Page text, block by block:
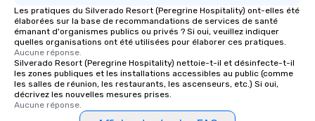
Les pratiques du Silverado Resort (Peregrine Hospitality) ont-elles été
élaborées sur la base de recommandations de services de santé
émanant d'organismes publics ou privés ? Si oui, veuillez indiquer
quelles organisations ont été utilisées pour élaborer ces pratiques.
Aucune réponse.
Silverado Resort (Peregrine Hospitality) nettoie-t-il et désinfecte-t-il
les zones publiques et les installations accessibles au public (comme
les salles de réunion, les restaurants, les ascenseurs, etc.) Si oui,
décrivez les nouvelles mesures prises.
Aucune réponse.